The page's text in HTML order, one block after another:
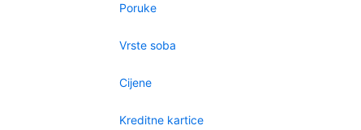
Poruke
Vrste soba
Cijene
Kreditne kartice